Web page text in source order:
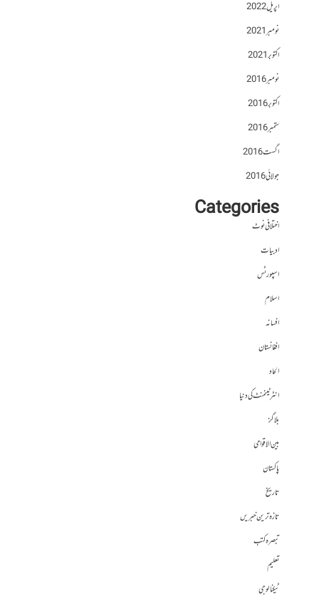
اپریل 2022
نومبر 2021
اکتوبر 2021
نومبر 2016
اکتوبر 2016
ستمبر 2016
اگست 2016
جولائی 2016
Categories
اختلافی نوٹ
ادبیات
اسپورٹس
اسلام
افسانہ
افغانستان
الحاد
انٹرٹینمنٹ کی دنیا
بلاگز
بین الاقوامی
پاکستان
تاریخ
تازہ ترین خبریں
تبصرہ کتب
تعلیم
ٹیکنالوجی